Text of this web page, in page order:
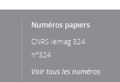
Numéros papiers
CNRS lemag 324
n°324
Voir tous les numéros